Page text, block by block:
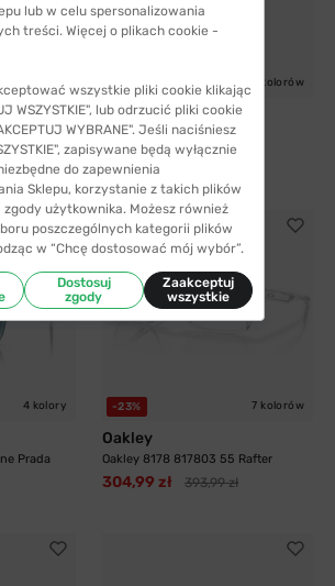
7 kolorów
Jimmy
-52% 6 kolorów
David Beckham
David Beckham 1141 SD9 54
452,99 zł 949,99 zł
4 kolory
Prada
-23% 7 kolorów
Oakley
Oakley 8178 817803 55 Rafter
304,99 zł 393,99 zł
lub w celu spersonalizowania
treści. Więcej o plikach cookie -
wszystkie pliki cookie klikając
WSZYSTKIE", lub odrzucić pliki cookie
WYBRANE". Jeśli naciśniesz
zapisywane będą wyłącznie
do zapewnienia
Sklepu, korzystanie z takich plików
zgody użytkownika. Możesz również
poszczególnych kategorii plików
w “Chcę dostosować mój wybór”.
Dostosuj
zgody
Zaakceptuj
wszystkie